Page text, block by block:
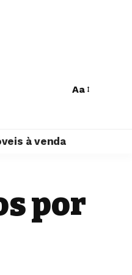
Aa
à venda
por